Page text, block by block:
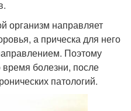
организм направляет
а прическа для него
Поэтому
время болезни, после
патологий.